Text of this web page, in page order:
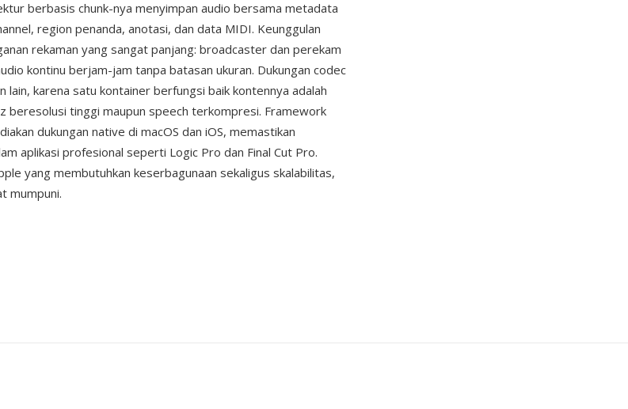
berbasis chunk-nya menyimpan audio bersama metadata
region penanda, anotasi, dan data MIDI. Keunggulan
rekaman yang sangat panjang: broadcaster dan perekam
kontinu berjam-jam tanpa batasan ukuran. Dukungan codec
lain, karena satu kontainer berfungsi baik kontennya adalah
beresolusi tinggi maupun speech terkompresi. Framework
dukungan native di macOS dan iOS, memastikan
aplikasi profesional seperti Logic Pro dan Final Cut Pro.
yang membutuhkan keserbagunaan sekaligus skalabilitas,
mumpuni.